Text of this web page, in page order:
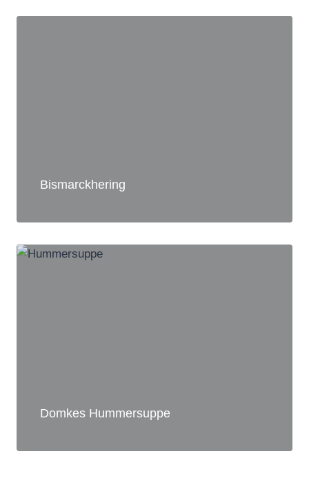
Bismarckhering
Domkes Hummersuppe